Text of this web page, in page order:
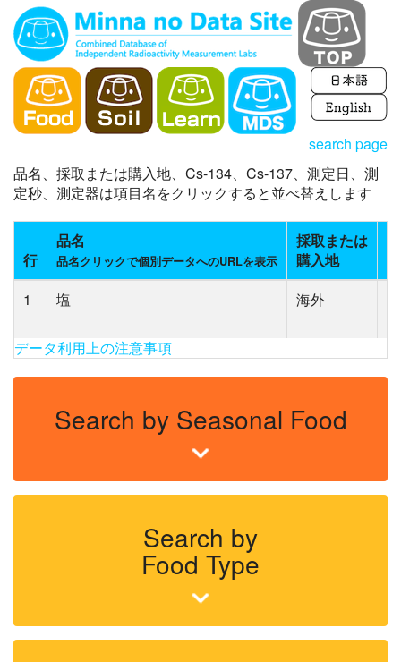
search page
品名、採取または購入地、Cs-134、Cs-137、測定日、測
定秒、測定器は項目名をクリックすると並べ替えします
行
品名
品名クリックで個別データへのURLを表示
採取または
購入地
1
塩 海外
データ利用上の注意事項
Search by Seasonal Food
Search by
Food Type